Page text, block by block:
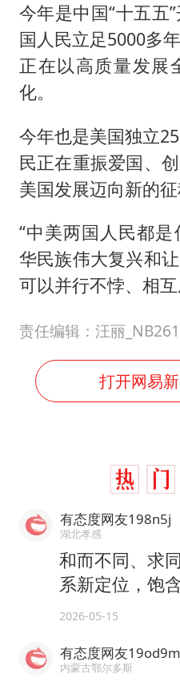
今年是中国“十五五
国人民立足5000多
正在以高质量发展
化。
今年也是美国独立
民正在重振爱国、
美国发展迈向新的征
“中美两国人民都
华民族伟大复兴和
可以并行不悖、相
责任编辑：汪丽
打开网易
有态度网友198n5j
湖北孝感
和而不同、求
系新定位，饱
2026-05-15
有态度网友19od9m
内蒙古鄂尔多斯